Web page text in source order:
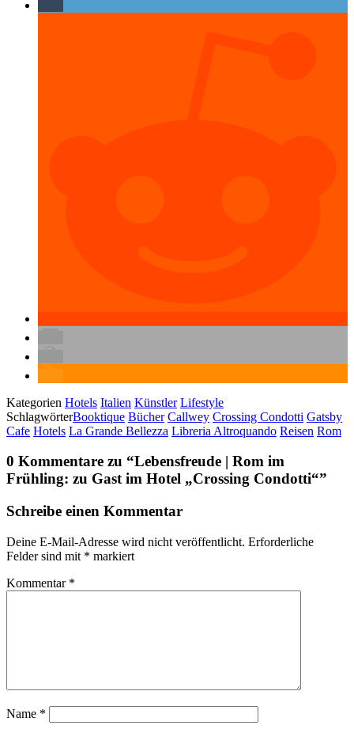
Kategorien Hotels Italien Künstler Lifestyle
SchlagwörterBooktique Bücher Callwey Crossing Condotti Gatsby
Cafe Hotels La Grande Bellezza Libreria Altroquando Reisen Rom
0 Kommentare zu “Lebensfreude | Rom im
Frühling: zu Gast im Hotel „Crossing Condotti“”
Schreibe einen Kommentar
Deine E-Mail-Adresse wird nicht veröffentlicht. Erforderliche
Felder sind mit * markiert
Kommentar *
Name *